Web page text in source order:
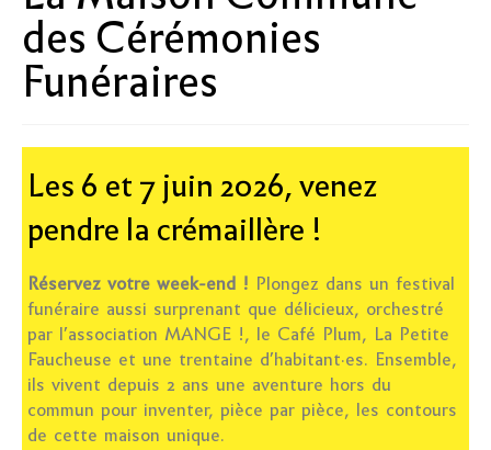
LA COOPÉRATIVE & L’ASSO
LE CONSEIL COOPÉRATIF
NOUS SOUTENIR
LE PROGRAMME
DÉTAIL DES ÉVÉNEMENTS
LA SAISON CULTURELLE
AMI·ES ARTISTES
LE PROJET DE TERRITOIRE
LE CAFÉ/RESTO
LES FORMULES
des Cérémonies
Funéraires
Les 6 et 7 juin 2026, venez
pendre la crémaillère !
Réservez votre week-end ! Plongez dans un festival
funéraire aussi surprenant que délicieux, orchestré
par l’association MANGE !, le Café Plum, La Petite
Faucheuse et une trentaine d’habitant·es. Ensemble,
ils vivent depuis 2 ans une aventure hors du
commun pour inventer, pièce par pièce, les contours
de cette maison unique.